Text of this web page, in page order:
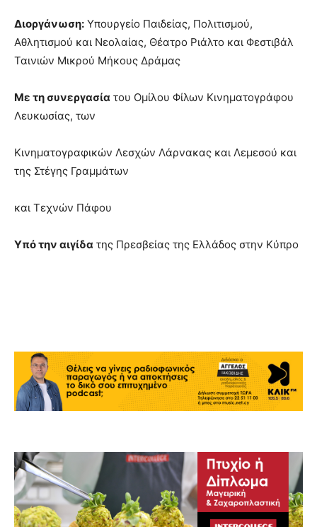
Διοργάνωση: Υπουργείο Παιδείας, Πολιτισμού,
Αθλητισμού και Νεολαίας, Θέατρο Ριάλτο και Φεστιβάλ
Ταινιών Μικρού Μήκους Δράμας
Με τη συνεργασία του Ομίλου Φίλων Κινηματογράφου
Λευκωσίας, των
Κινηματογραφικών Λεσχών Λάρνακας και Λεμεσού και
της Στέγης Γραμμάτων
και Τεχνών Πάφου
Υπό την αιγίδα της Πρεσβείας της Ελλάδος στην Κύπρο